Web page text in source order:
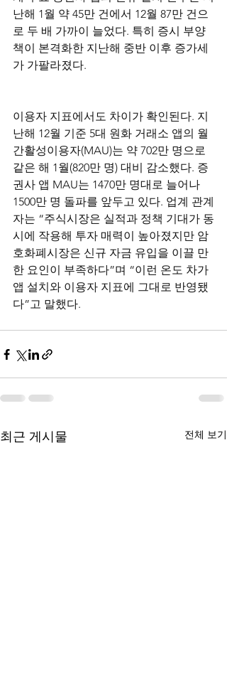
난해 1월 약 45만 건에서 12월 87만 건으
로 두 배 가까이 늘었다. 특히 증시 부양
책이 본격화한 지난해 중반 이후 증가세
가 가팔라졌다.
이용자 지표에서도 차이가 확인된다. 지
난해 12월 기준 5대 원화 거래소 앱의 월
간활성이용자(MAU)는 약 702만 명으로
같은 해 1월(820만 명) 대비 감소했다. 증
권사 앱 MAU는 1470만 명대로 늘어나
1500만 명 돌파를 앞두고 있다. 업계 관계
자는 “주식시장은 실적과 정책 기대가 동
시에 작용해 투자 매력이 높아졌지만 암
호화폐시장은 신규 자금 유입을 이끌 만
한 요인이 부족하다”며 “이런 온도 차가
앱 설치와 이용자 지표에 그대로 반영됐
다”고 말했다.
최근 게시물 전체 보기